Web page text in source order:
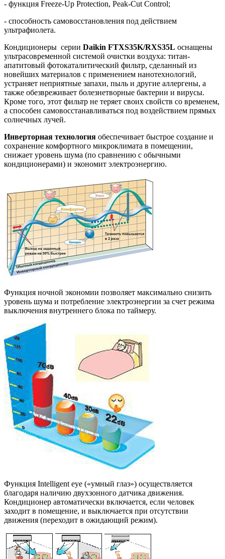
- функция Freeze-Up Protection, Peak-Cut Control;
- способность самовосстановления под действием
ультрафиолета.
Кондиционеры серии Daikin FTXS35K/RXS35L оснащены
ультрасовременной системой очистки воздуха: титан-
апатитовый фотокаталитический фильтр, сделанный из
новейших материалов с применением нанотехнологий,
устраняет неприятные запахи, пыль и другие аллергены, а
также обезвреживает болезнетворные бактерии и вирусы.
Кроме того, этот фильтр не теряет своих свойств со временем,
а способен самовосстанавливаться под воздействием прямых
солнечных лучей.
Инверторная технология обеспечивает быстрое создание и
сохранение комфортного микроклимата в помещении,
снижает уровень шума (по сравнению с обычными
кондиционерами) и экономит электроэнергию.
Функция ночной экономии позволяет максимально снизить
уровень шума и потребление электроэнергии за счет режима
выключения внутреннего блока по таймеру.
Функция Intelligent eye («умный глаз») осуществляется
благодаря наличию двухзонного датчика движения.
Кондиционер автоматически включается, если человек
заходит в помещение, и выключается при отсутствии
движения (переходит в ожидающий режим).